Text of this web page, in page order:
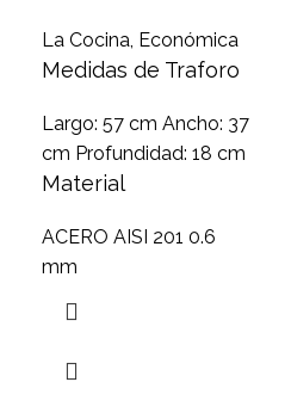
La Cocina, Económica
Medidas de Traforo
Largo: 57 cm Ancho: 37
cm Profundidad: 18 cm
Material
ACERO AISI 201 0.6
mm